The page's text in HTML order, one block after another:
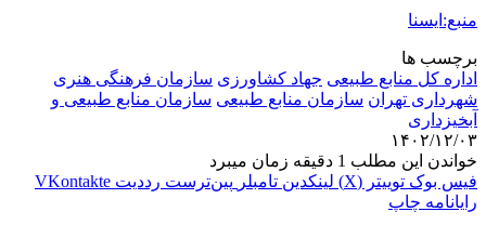
منبع:ایسنا
برچسب ها
اداره کل منابع طبیعی جهاد کشاورزی سازمان فرهنگی هنری
شهرداری تهران سازمان منابع طبیعی سازمان منابع طبیعی و
آبخیزداری
۱۴۰۲/۱۲/۰۳
خواندن این مطلب 1 دقیقه زمان میبرد
فیس بوک توییتر (X) لینکدین ‫تامبلر ‫پین‌ترست ‫رددیت ‫VKontakte
رایانامه چاپ